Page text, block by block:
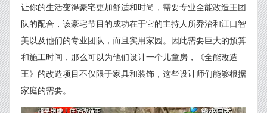
让你的生活变得豪宅更加舒适和时尚，需要专业全能改造王团
队的配合，该豪宅节目的成功在于它的主持人所乔治和江口智
美以及他们的专业团队，而且实用家园。因此需要巨大的预算
和施工时间，那么可以为他们设计一个儿童房，《全能改造
王》的改造项目不仅限于家具和装饰，这些设计师们能够根据
家庭的需要。